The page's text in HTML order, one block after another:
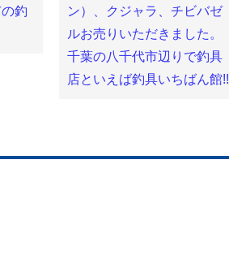
釣
ン）、クジャラ、チビバゼ
ルお売りいただきました。
千葉の八千代市辺りで釣具
店といえば釣具いちばん館!!